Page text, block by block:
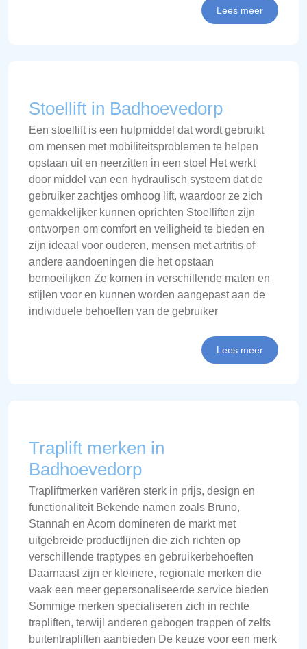
Lees meer
Stoellift in Badhoevedorp
Een stoellift is een hulpmiddel dat wordt gebruikt
om mensen met mobiliteitsproblemen te helpen
opstaan uit en neerzitten in een stoel Het werkt
door middel van een hydraulisch systeem dat de
gebruiker zachtjes omhoog lift, waardoor ze zich
gemakkelijker kunnen oprichten Stoelliften zijn
ontworpen om comfort en veiligheid te bieden en
zijn ideaal voor ouderen, mensen met artritis of
andere aandoeningen die het opstaan
bemoeilijken Ze komen in verschillende maten en
stijlen voor en kunnen worden aangepast aan de
individuele behoeften van de gebruiker
Lees meer
Traplift merken in
Badhoevedorp
Trapliftmerken variëren sterk in prijs, design en
functionaliteit Bekende namen zoals Bruno,
Stannah en Acorn domineren de markt met
uitgebreide productlijnen die zich richten op
verschillende traptypes en gebruikerbehoeften
Daarnaast zijn er kleinere, regionale merken die
vaak een meer gepersonaliseerde service bieden
Sommige merken specialiseren zich in rechte
trapliften, terwijl anderen gebogen trappen of zelfs
buitentrapliften aanbieden De keuze voor een merk